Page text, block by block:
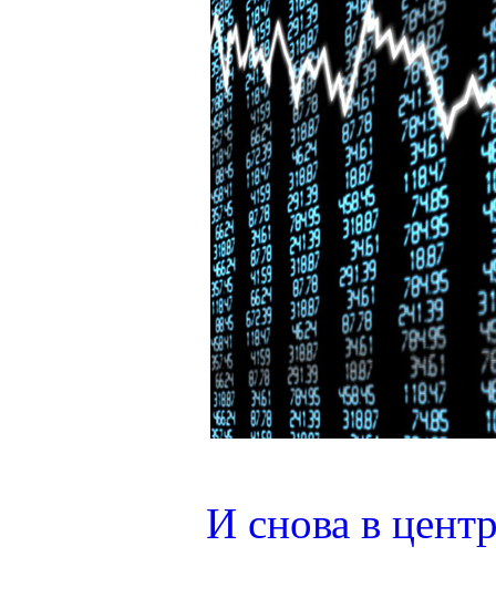
И снова в